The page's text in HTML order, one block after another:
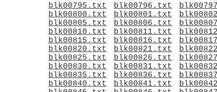
blk00795.txt
blk00796.txt
blk00800.txt
blk00801.txt
blk00805.txt
blk00806.txt
blk00810.txt
blk00811.txt
blk00815.txt
blk00816.txt
blk00820.txt
blk00821.txt
blk00825.txt
blk00826.txt
blk00830.txt
blk00831.txt
blk00835.txt
blk00836.txt
blk00840.txt
blk00841.txt